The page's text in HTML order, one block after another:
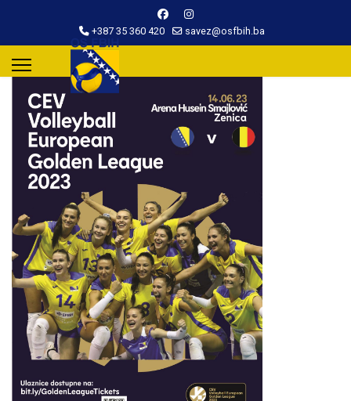
+387 35 360 420 savez@osfbih.ba